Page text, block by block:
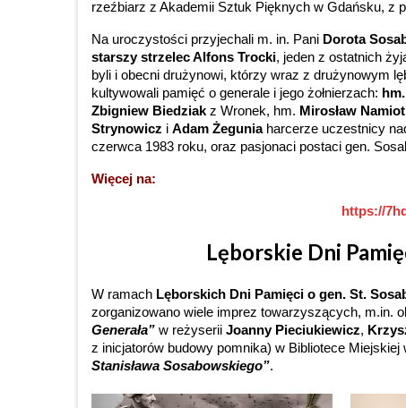
rzeźbiarz z Akademii Sztuk Pięknych w Gdańsku, z
Na uroczystości przyjechali m. in. Pani Dorota
starszy strzelec Alfons Trocki, jeden z ostatnich
byli i obecni drużynowi, którzy wraz z drużynowym
kultywowali pamięć o generale i jego żołnierzach:
Zbigniew Biedziak z Wronek, hm. Mirosław
Strynowicz i Adam Żeguniaharcerze uczestnicy
czerwca 1983 roku, oraz pasjonaci postaci gen.
Więcej na:
https://
Lęborskie Dni
W ramach Lęborskich Dni Pamięci o gen. St.
zorganizowano wiele imprez towarzyszących, m.in.
Generała” w reżyserii Joanny Pieciukiewicz,
z inicjatorów budowy pomnika) w Bibliotece
Stanisława Sosabowskiego”.